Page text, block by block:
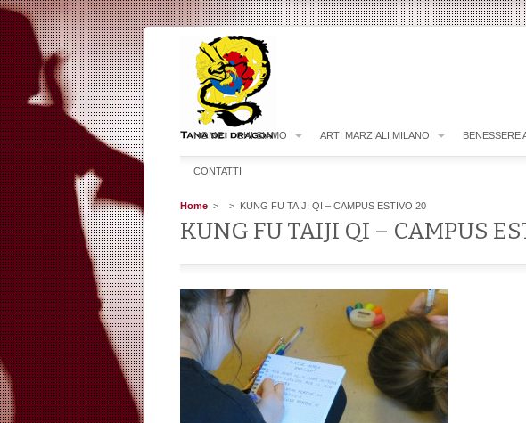
HOME CHI SIAMO ARTI MARZIALI MILANO BENESSERE
CONTATTI
Home > > KUNG FU TAIJI QI – CAMPUS ESTIVO 20
KUNG FU TAIJI QI – CAMPUS